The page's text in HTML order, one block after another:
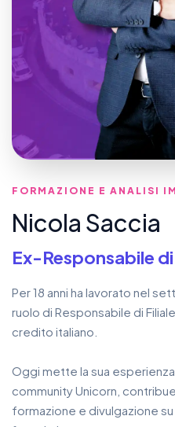
FORMAZIONE E ANALISI
Nicola Saccia
Ex-Responsabile
Per 18 anni ha lavorato nel
ruolo di Responsabile di
credito italiano.
Oggi mette la sua
community Unicorn,
formazione e divulgazione